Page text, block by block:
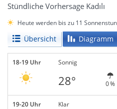
Stündliche Vorhersage Kadılı
Heute werden bis zu 11
Übersicht Diagramm
18-19 Uhr Sonnig
28° 0 %
19-20 Uhr Klar